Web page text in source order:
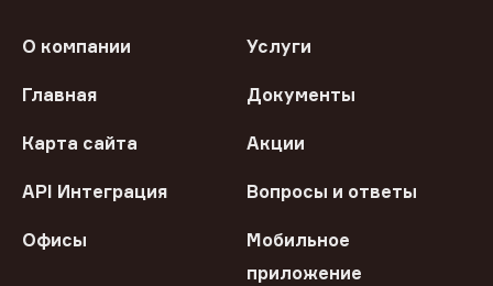
О компании Услуги
Главная Документы
Карта сайта Акции
API Интеграция Вопросы и ответы
Офисы
Мобильное
приложение